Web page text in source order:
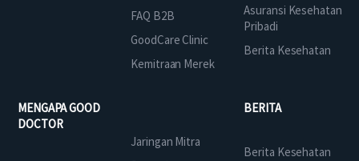
FAQ B2B
GoodCare Clinic
Kemitraan Merek
Asuransi Kesehatan
Pribadi
Berita Kesehatan
MENGAPA GOOD
DOCTOR
Jaringan Mitra
BERITA
Berita Kesehatan